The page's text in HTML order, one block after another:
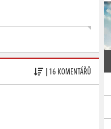
| 16 KOMENTÁŘŮ